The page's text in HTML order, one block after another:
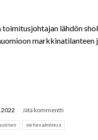
lähdön
markkinatilanteen
Jätä kommentti
viehevalmistus